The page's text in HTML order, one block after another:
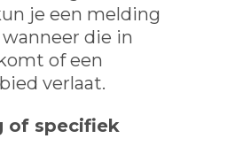
je een melding
die in
of een
verlaat.
of specifiek